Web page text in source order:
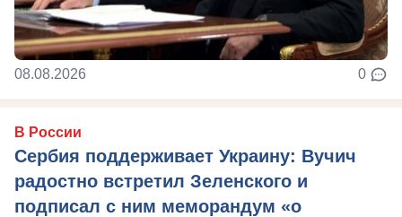
08.08.2026 0
В России
Сербия поддерживает Украину: Вучич
радостно встретил Зеленского и
подписал с ним меморандум «о